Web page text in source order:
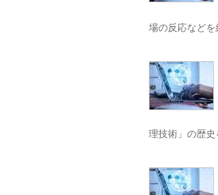
場の反応などを
理技術」の歴史